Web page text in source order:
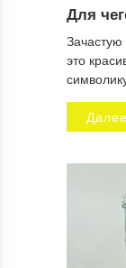
Для
это
Далее